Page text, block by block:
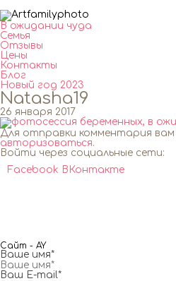
В ожидании чуда
Семья
Отзывы
Цены
Контакты
Блог
Новый год 2023
Natasha19
26 января 2017
Для отправки комментария вам
авторизоваться.
Войти через социальные сети:
Facebook ВКонтакте
Сайт - AY
Ваше имя*
Ваш E-mail*